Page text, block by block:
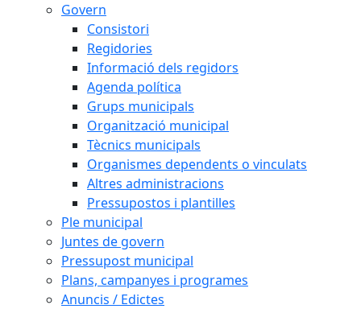
Govern
Consistori
Regidories
Informació dels regidors
Agenda política
Grups municipals
Organització municipal
Tècnics municipals
Organismes dependents o vinculats
Altres administracions
Pressupostos i plantilles
Ple municipal
Juntes de govern
Pressupost municipal
Plans, campanyes i programes
Anuncis / Edictes